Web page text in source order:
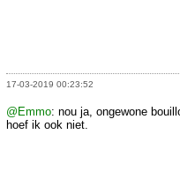
17-03-2019 00:23:52
@Emmo: nou ja, ongewone
hoef ik ook niet.